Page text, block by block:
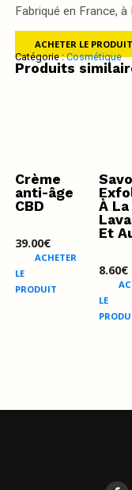
Fabriqué en France, à
ACHETER LE PRODUIT
Catégorie :Cosmétique
Produits
Crème
anti-âge
CBD
39.00€
ACHETER
LE
PRODUIT
À La
Et
8.60€
LE